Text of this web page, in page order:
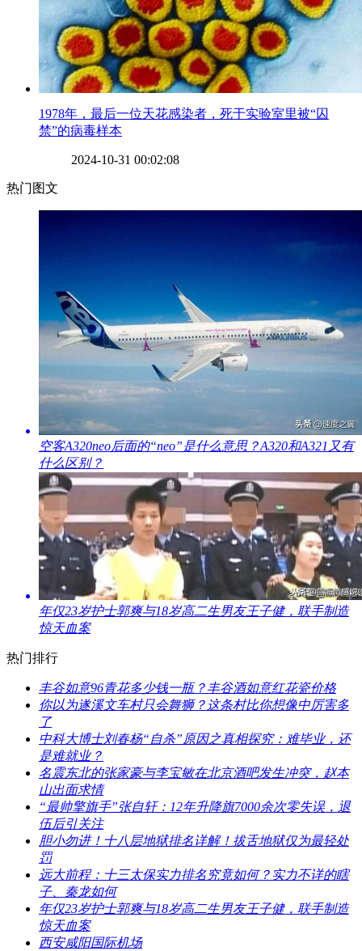
​1978年，最后一位天花感染者，死于实验室里被“囚
禁”的病毒样本
2024-10-31 00:02:08
热门图文
​空客A320neo后面的“neo”是什么意思？A320和A321又有
什么区别？
​年仅23岁护士郭爽与18岁高二生男友王子健，联手制造
惊天血案
热门排行
丰谷如意96青花多少钱一瓶？丰谷酒如意红花瓷价格
​你以为遂溪文车村只会舞狮？这条村比你想像中厉害多
了
​中科大博士刘春杨“自杀”原因之真相探究：难毕业，还
是难就业？
​名震东北的张家豪与李宝敏在北京酒吧发生冲突，赵本
山出面求情
​“最帅擎旗手”张自轩：12年升降旗7000余次零失误，退
伍后引关注
​胆小勿进！十八层地狱排名详解！拔舌地狱仅为最轻处
罚
​远大前程：十三太保实力排名究竟如何？实力不详的瞎
子、秦龙如何
​年仅23岁护士郭爽与18岁高二生男友王子健，联手制造
惊天血案
​西安咸阳国际机场